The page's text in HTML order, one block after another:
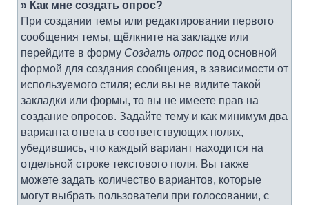
» Как мне создать опрос?
При создании темы или редактировании первого
сообщения темы, щёлкните на закладке или
перейдите в форму Создать опрос под основной
формой для создания сообщения, в зависимости от
используемого стиля; если вы не видите такой
закладки или формы, то вы не имеете прав на
создание опросов. Задайте тему и как минимум два
варианта ответа в соответствующих полях,
убедившись, что каждый вариант находится на
отдельной строке текстового поля. Вы также
можете задать количество вариантов, которые
могут выбрать пользователи при голосовании, с